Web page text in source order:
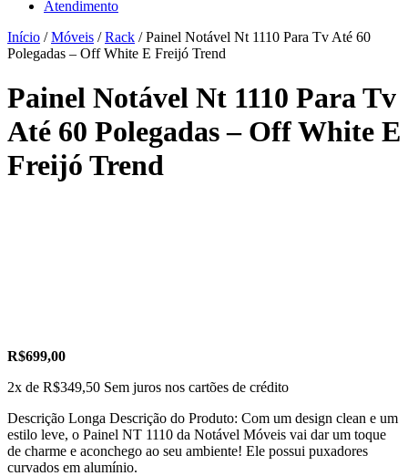
Atendimento
Início /Móveis /Rack / Painel Notável Nt 1110 Para Tv Até 60
Polegadas – Off White E Freijó Trend
Painel Notável Nt 1110 Para Tv
Até 60 Polegadas – Off White E
Freijó Trend
R$699,00
2x de R$349,50 Sem juros nos cartões de crédito
Descrição Longa Descrição do Produto: Com um design clean e um
estilo leve, o Painel NT 1110 da Notável Móveis vai dar um toque
de charme e aconchego ao seu ambiente! Ele possui puxadores
curvados em alumínio.